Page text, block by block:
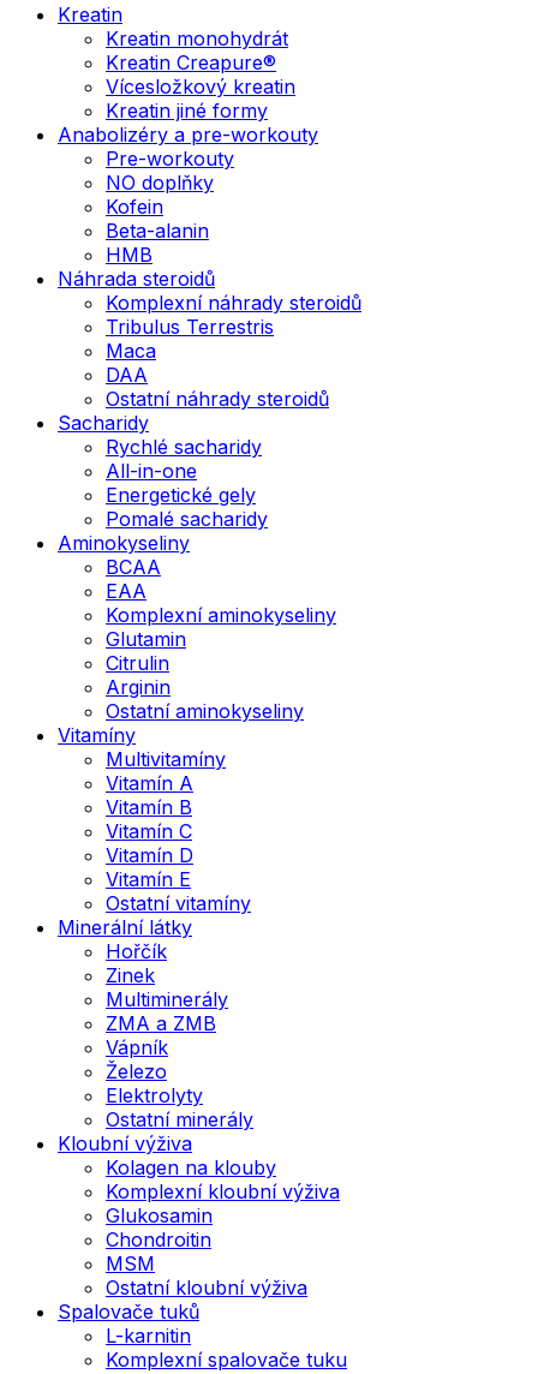
Kreatin
Kreatin monohydrát
Kreatin Creapure®
Vícesložkový kreatin
Kreatin jiné formy
Anabolizéry a pre-workouty
Pre-workouty
NO doplňky
Kofein
Beta-alanin
HMB
Náhrada steroidů
Komplexní náhrady steroidů
Tribulus Terrestris
Maca
DAA
Ostatní náhrady steroidů
Sacharidy
Rychlé sacharidy
All-in-one
Energetické gely
Pomalé sacharidy
Aminokyseliny
BCAA
EAA
Komplexní aminokyseliny
Glutamin
Citrulin
Arginin
Ostatní aminokyseliny
Vitamíny
Multivitamíny
Vitamín A
Vitamín B
Vitamín C
Vitamín D
Vitamín E
Ostatní vitamíny
Minerální látky
Hořčík
Zinek
Multiminerály
ZMA a ZMB
Vápník
Železo
Elektrolyty
Ostatní minerály
Kloubní výživa
Kolagen na klouby
Komplexní kloubní výživa
Glukosamin
Chondroitin
MSM
Ostatní kloubní výživa
Spalovače tuků
L-karnitin
Komplexní spalovače tuku